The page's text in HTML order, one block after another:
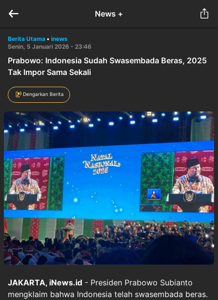
News +
Berita Utama • inews
Senin, 5 Januari 2026 - 23:46
Prabowo: Indonesia Sudah Swasembada Beras, 2025
Tak Impor Sama Sekali
Dengarkan Berita
JAKARTA, iNews.id - Presiden Prabowo Subianto
mengklaim bahwa Indonesia telah swasembada beras.